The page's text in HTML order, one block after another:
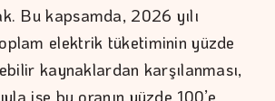
Bu kapsamda, 2026 yılı
elektrik tüketiminin yüzde
kaynaklardan karşılanması,
ise bu oranın yüzde 100’e